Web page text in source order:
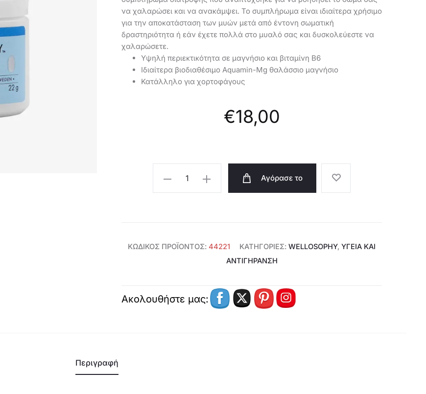
να χαλαρώσει και να ανακάμψει. Το συμπλήρωμα είναι ιδιαίτερα χρήσιμο
για την αποκατάσταση των μυών μετά από έντονη σωματική
δραστηριότητα ή εάν έχετε πολλά στο μυαλό σας και δυσκολεύεστε να
χαλαρώσετε.
Υψηλή περιεκτικότητα σε μαγνήσιο και βιταμίνη Β6
Ιδιαίτερα βιοδιαθέσιμο Aquamin-Mg θαλάσσιο μαγνήσιο
Κατάλληλο για χορτοφάγους
€18,00
Oriflame
B6
Αγόρασε το
ΚΩΔΙΚΌΣ ΠΡΟΪΌΝΤΟΣ: 44221 ΚΑΤΗΓΟΡΊΕΣ: WELLOSOPHY, ΥΓΕΊΑ ΚΑΙ
ΑΝΤΙΓΉΡΑΝΣΗ
Ακολουθήστε μας:
Περιγραφή